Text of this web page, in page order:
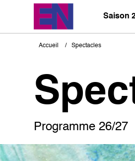
Saison
Fil
Accueil Spectacles
Programme 26/27